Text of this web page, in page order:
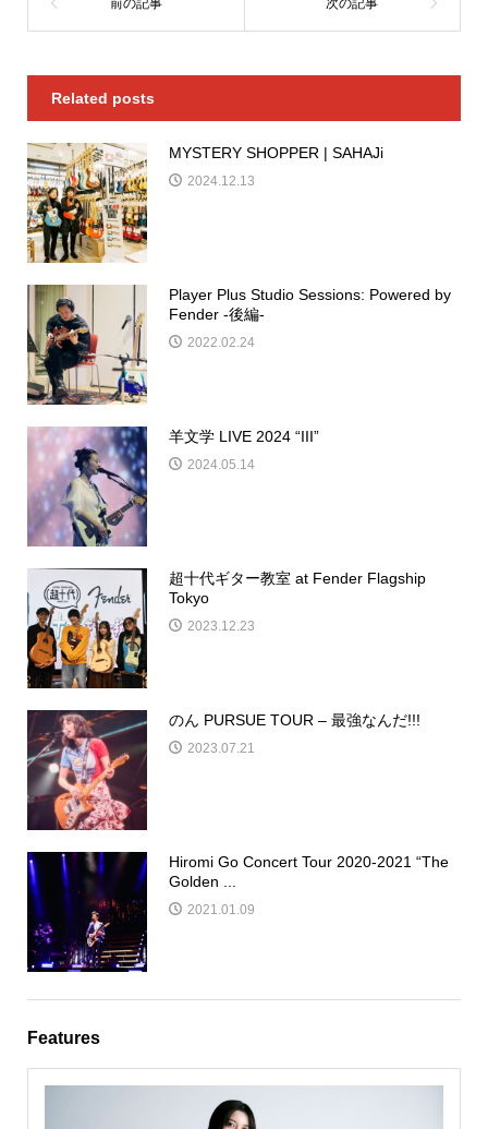
Related posts
MYSTERY SHOPPER | SAHAJi
2024.12.13
Player Plus Studio Sessions: Powered by
Fender -後編-
2022.02.24
羊文学 LIVE 2024 “III”
2024.05.14
超十代ギター教室 at Fender Flagship
Tokyo
2023.12.23
のん PURSUE TOUR – 最強なんだ!!!
2023.07.21
Hiromi Go Concert Tour 2020-2021 “The
Golden ...
2021.01.09
Features